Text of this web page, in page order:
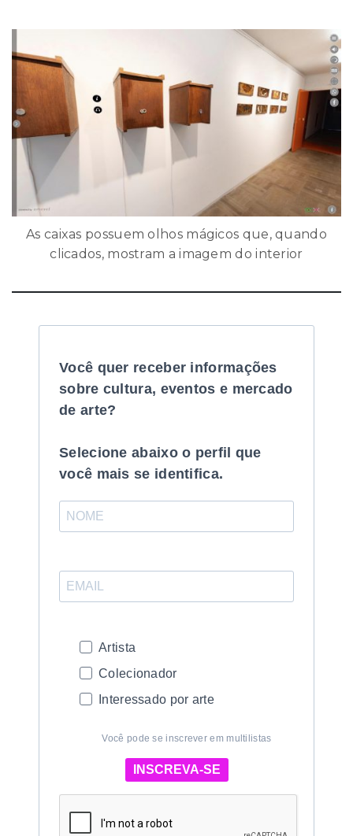
As caixas possuem olhos mágicos que, quando
clicados, mostram a imagem do interior
Você quer receber informações
sobre cultura, eventos e mercado
de arte?
Selecione abaixo o perfil que
você mais se identifica.
Artista
Colecionador
Interessado por arte
Você pode se inscrever em multilistas
INSCREVA-SE